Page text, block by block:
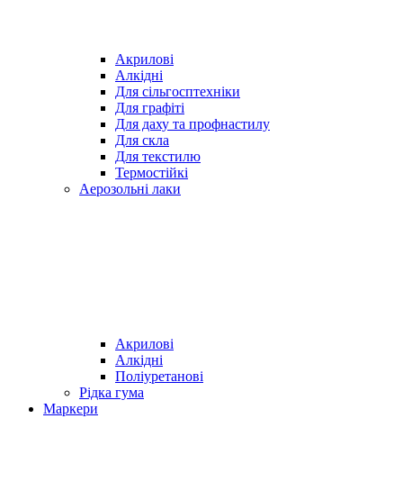
Акрилові
Алкідні
Для cільгосптехніки
Для графіті
Для даху та профнастилу
Для скла
Для текстилю
Термостійкі
Аерозольні лаки
Акрилові
Алкідні
Поліуретанові
Рідка гума
Маркери